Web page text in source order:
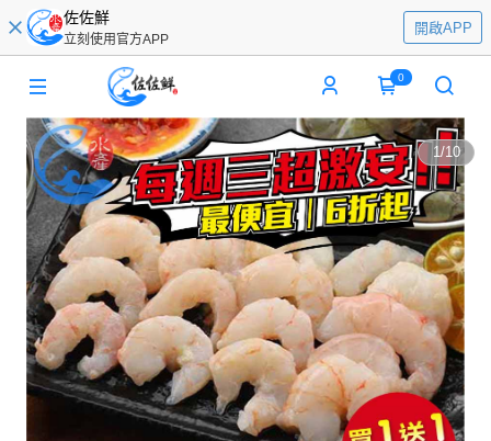
佐佐鮮
立刻使用官方APP
開啟APP
0
1/10